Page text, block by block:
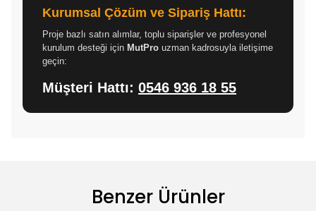
Kurumsal Çözüm ve Sipariş Hattı:
Proje bazlı satın alımlar, toplu siparişler ve profesyonel
kurulum desteği için MutPro uzman kadrosuyla iletişime
geçin:
Müşteri Hattı: 0546 936 18 55
Benzer Ürünler